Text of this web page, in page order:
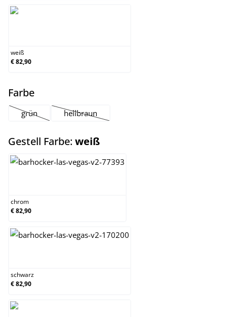
weiß
€ 82,90
Farbeauswählen
grün
(Diese Option ist zurzeit nicht verfügbar.)
hellbraun
(Diese Option ist zurzeit nicht verfügbar.)
Gestell Farbe: weißauswählen
chrom
€ 82,90
schwarz
€ 82,90